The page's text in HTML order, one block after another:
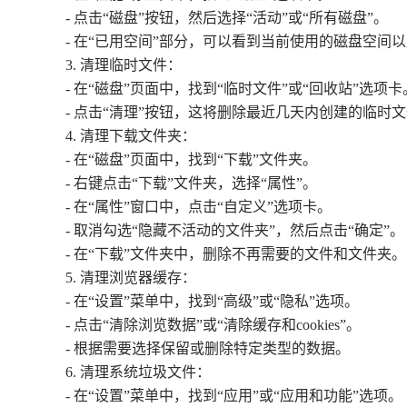
- 点击“磁盘”按钮，然后选择“活动”或“所有磁盘”。
- 在“已用空间”部分，可以看到当前使用的磁盘空间以
3. 清理临时文件：
- 在“磁盘”页面中，找到“临时文件”或“回收站”选项卡
- 点击“清理”按钮，这将删除最近几天内创建的临时文
4. 清理下载文件夹：
- 在“磁盘”页面中，找到“下载”文件夹。
- 右键点击“下载”文件夹，选择“属性”。
- 在“属性”窗口中，点击“自定义”选项卡。
- 取消勾选“隐藏不活动的文件夹”，然后点击“确定”。
- 在“下载”文件夹中，删除不再需要的文件和文件夹。
5. 清理浏览器缓存：
- 在“设置”菜单中，找到“高级”或“隐私”选项。
- 点击“清除浏览数据”或“清除缓存和cookies”。
- 根据需要选择保留或删除特定类型的数据。
6. 清理系统垃圾文件：
- 在“设置”菜单中，找到“应用”或“应用和功能”选项。